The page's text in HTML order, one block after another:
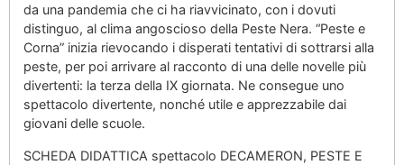
da una pandemia che ci ha riavvicinato, con i dovuti
distinguo, al clima angoscioso della Peste Nera. “Peste e
Corna” inizia rievocando i disperati tentativi di sottrarsi alla
peste, per poi arrivare al racconto di una delle novelle più
divertenti: la terza della IX giornata. Ne consegue uno
spettacolo divertente, nonché utile e apprezzabile dai
giovani delle scuole.
SCHEDA DIDATTICA spettacolo DECAMERON, PESTE E